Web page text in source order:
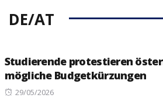
DE/AT
Studierende protestieren
mögliche Budgetkürzungen
Posted
29/05/2026